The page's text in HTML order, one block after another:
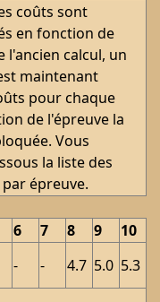
coûts sont
en fonction de
l'ancien calcul, un
maintenant
pour chaque
de l'épreuve la
Vous
la liste des
épreuve.
6 7 8 9
10
- - 4.7 5.0 5.3